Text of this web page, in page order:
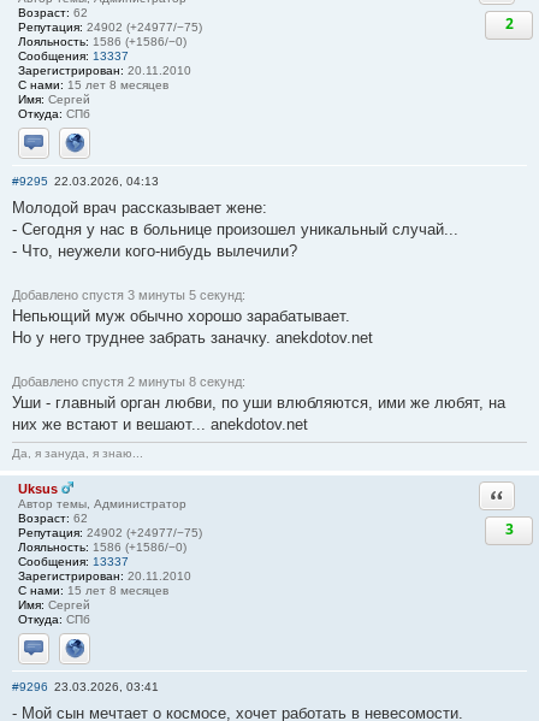
Возраст: 62
Репутация: 24902 (+24977/−75)
Лояльность: 1586 (+1586/−0)
Сообщения: 13337
Зарегистрирован: 20.11.2010
С нами: 15 лет 8 месяцев
Имя: Сергей
Откуда: СПб
Отправить личное сообщение
Сайт
2
#9295 22.03.2026, 04:13
Молодой врач рассказывает жене:
- Сегодня у нас в больнице произошел уникальный случай...
- Что, неужели кого-нибудь вылечили?
Добавлено спустя 3 минуты 5 секунд:
Непьющий муж обычно хорошо зарабатывает.
Но у него труднее забрать заначку. anekdotov.net
Добавлено спустя 2 минуты 8 секунд:
Уши - главный орган любви, по уши влюбляются, ими же любят, на
них же встают и вешают... anekdotov.net
Да, я зануда, я знаю...
Uksus
Автор темы, Администратор
Возраст: 62
Репутация: 24902 (+24977/−75)
Лояльность: 1586 (+1586/−0)
Сообщения: 13337
Зарегистрирован: 20.11.2010
С нами: 15 лет 8 месяцев
Имя: Сергей
Откуда: СПб
Отправить личное сообщение
Сайт
3
#9296 23.03.2026, 03:41
- Мой сын мечтает о космосе, хочет работать в невесомости.